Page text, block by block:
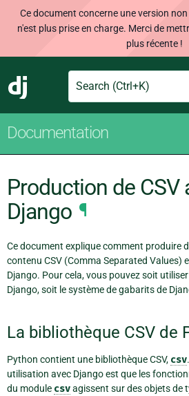
Ce document concerne une version
n'est plus prise en charge. Merci de
plus récente !
Django
Search
Documentation
Production de CSV
Django ¶
Ce document explique comment produire
contenu CSV (Comma Separated Values)
Django. Pour cela, vous pouvez soit
Django, soit le système de gabarits de
La bibliothèque CSV de
Python contient une bibliothèque CSV, csv
utilisation avec Django est que les
du module csvagissent sur des objets de